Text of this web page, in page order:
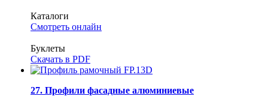
Каталоги
Смотреть онлайн
Буклеты
Скачать в PDF
27. Профили фасадные алюминиевые